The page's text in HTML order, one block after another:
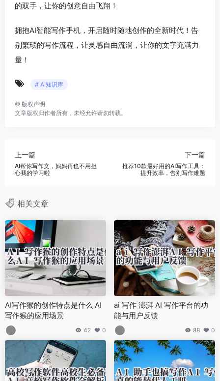
的双手，让你的创意自由飞翔！
拥抱AI智能写作手机，开启随时随地创作的全新时代！告
别繁琐的写作流程，让灵感自由流淌，让你的文字充满力
量！
# AI知识库
© 版权声明
文章版权归作者所有，未经允许请勿转载。
上一篇
AI帮你写作文，妈妈再也不用担
心我的学习啦
下一篇
推荐10款最好用的AI写作工具：
提升效率，告别写作难题
相关文章
AI写作猴的创作特点是什么 AI
写作猴的应用场景
42 0
ai 写作 澎湃 AI 写作平台的功
能与用户反馈
88 0